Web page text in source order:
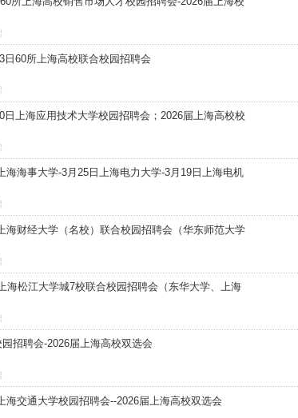
日60所上海高校联合校园招聘会
上海应用技术大学校园招聘会；2026届上海高校校
海海事大学-3月25日上海电力大学-3月19日上海电机
海财经大学（名校）联合校园招聘会（华东师范大学
海松江大学城7校联合校园招聘会（东华大学、上海
招聘会-2026届上海高校双选会
海交通大学校园招聘会--2026届上海高校双选会